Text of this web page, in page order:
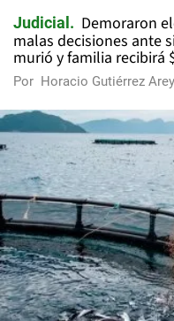
Judicial
Demoraron
malas decisiones ante
murió y familia recibirá
Por Horacio Gutiérrez